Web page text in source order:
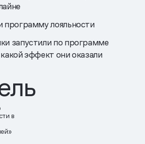
программу лояльности
запустили по программе
эффект они оказали
в